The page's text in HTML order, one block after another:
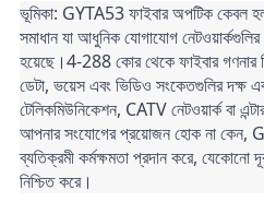
ভূমিকা: GYTA53 ফাইবার অপটিক কেবল
সমাধান যা আধুনিক যোগাযোগ নেটওয়ার্কগুলির
হয়েছে।4-288 কোর থেকে ফাইবার গণনার
ডেটা, ভয়েস এবং ভিডিও সংকেতগুলির দক্ষ
টেলিকমিউনিকেশন, CATV নেটওয়ার্ক বা
আপনার সংযোগের প্রয়োজন হোক না কেন,
ব্যতিক্রমী কর্মক্ষমতা প্রদান করে, যেকোনো
নিশ্চিত করে।